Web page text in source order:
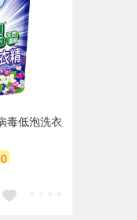
毒低泡洗衣